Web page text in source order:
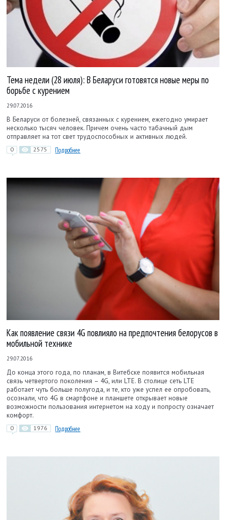
Тема недели (28 июля): В Беларуси готовятся новые меры по
борьбе с курением
29.07.2016
В Беларуси от болезней, связанных с курением, ежегодно умирает
несколько тысяч человек. Причем очень часто табачный дым
отправляет на тот свет трудоспособных и активных людей.
0 2575 Подробнее
Как появление связи 4G повлияло на предпочтения белорусов в
мобильной технике
29.07.2016
До конца этого года, по планам, в Витебске появится мобильная
связь четвертого поколения – 4G, или LTE. В столице сеть LTE
работает чуть больше полугода, и те, кто уже успел ее опробовать,
осознали, что 4G в смартфоне и планшете открывает новые
возможности пользования интернетом на ходу и попросту означает
комфорт.
0 1976 Подробнее